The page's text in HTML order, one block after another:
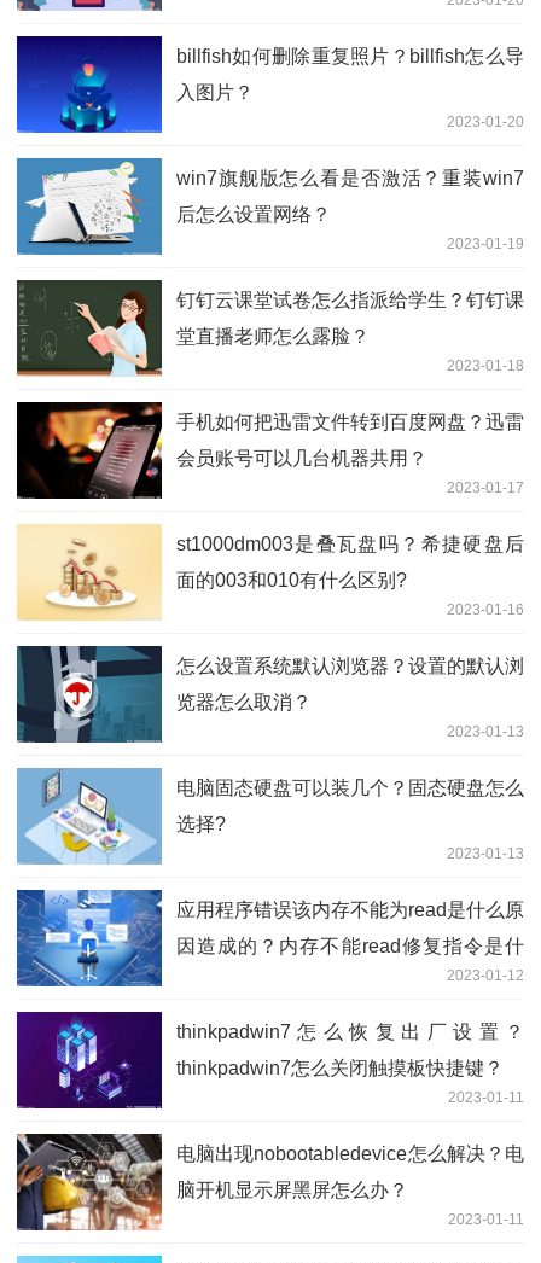
billfish如何删除重复照片？billfish怎么导
入图片？
2023-01-20
win7旗舰版怎么看是否激活？重装win7
后怎么设置网络？
2023-01-19
钉钉云课堂试卷怎么指派给学生？钉钉课
堂直播老师怎么露脸？
2023-01-18
手机如何把迅雷文件转到百度网盘？迅雷
会员账号可以几台机器共用？
2023-01-17
st1000dm003是叠瓦盘吗？希捷硬盘后
面的003和010有什么区别?
2023-01-16
怎么设置系统默认浏览器？设置的默认浏
览器怎么取消？
2023-01-13
电脑固态硬盘可以装几个？固态硬盘怎么
选择?
2023-01-13
应用程序错误该内存不能为read是什么原
因造成的？内存不能read修复指令是什
2023-01-12
thinkpadwin7怎么恢复出厂设置？
thinkpadwin7怎么关闭触摸板快捷键？
2023-01-11
电脑出现nobootabledevice怎么解决？电
脑开机显示屏黑屏怎么办？
2023-01-11